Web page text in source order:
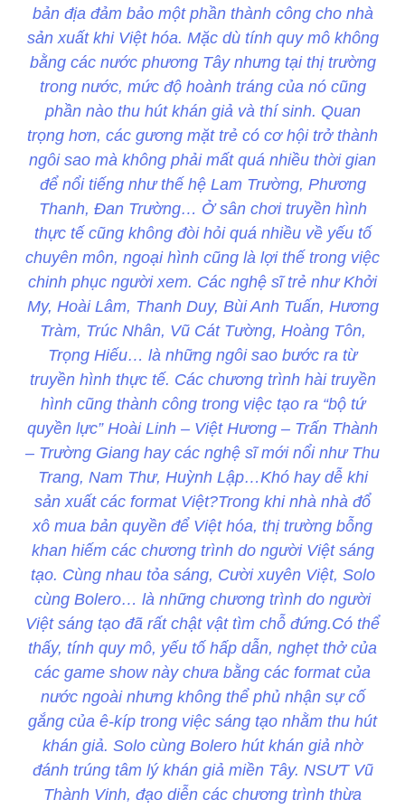
bản địa đảm bảo một phần thành công cho nhà
sản xuất khi Việt hóa. Mặc dù tính quy mô không
bằng các nước phương Tây nhưng tại thị trường
trong nước, mức độ hoành tráng của nó cũng
phần nào thu hút khán giả và thí sinh. Quan
trọng hơn, các gương mặt trẻ có cơ hội trở thành
ngôi sao mà không phải mất quá nhiều thời gian
để nổi tiếng như thế hệ Lam Trường, Phương
Thanh, Đan Trường… Ở sân chơi truyền hình
thực tế cũng không đòi hỏi quá nhiều về yếu tố
chuyên môn, ngoại hình cũng là lợi thế trong việc
chinh phục người xem. Các nghệ sĩ trẻ như Khởi
My, Hoài Lâm, Thanh Duy, Bùi Anh Tuấn, Hương
Tràm, Trúc Nhân, Vũ Cát Tường, Hoàng Tôn,
Trọng Hiếu… là những ngôi sao bước ra từ
truyền hình thực tế. Các chương trình hài truyền
hình cũng thành công trong việc tạo ra “bộ tứ
quyền lực” Hoài Linh – Việt Hương – Trấn Thành
– Trường Giang hay các nghệ sĩ mới nổi như Thu
Trang, Nam Thư, Huỳnh Lập…Khó hay dễ khi
sản xuất các format Việt?Trong khi nhà nhà đổ
xô mua bản quyền để Việt hóa, thị trường bỗng
khan hiếm các chương trình do người Việt sáng
tạo. Cùng nhau tỏa sáng, Cười xuyên Việt, Solo
cùng Bolero… là những chương trình do người
Việt sáng tạo đã rất chật vật tìm chỗ đứng.Có thể
thấy, tính quy mô, yếu tố hấp dẫn, nghẹt thở của
các game show này chưa bằng các format của
nước ngoài nhưng không thể phủ nhận sự cố
gắng của ê-kíp trong việc sáng tạo nhằm thu hút
khán giả. Solo cùng Bolero hút khán giả nhờ
đánh trúng tâm lý khán giả miền Tây. NSƯT Vũ
Thành Vinh, đạo diễn các chương trình thừa